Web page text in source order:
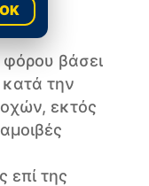
φόρου βάσει
κατά την
εκτός
επί της
OK